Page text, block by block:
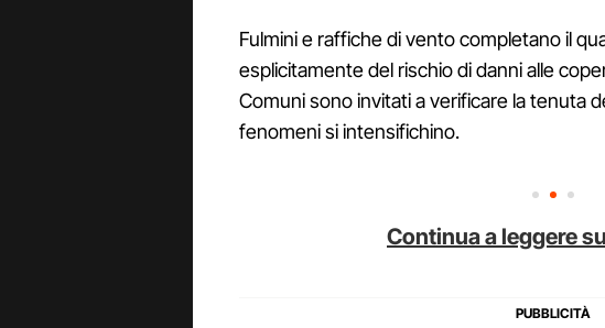
Fulmini e raffiche di vento completano il
esplicitamente del rischio di danni alle
Comuni sono invitati a verificare la tenuta
fenomeni si intensifichino.
Continua a leggere